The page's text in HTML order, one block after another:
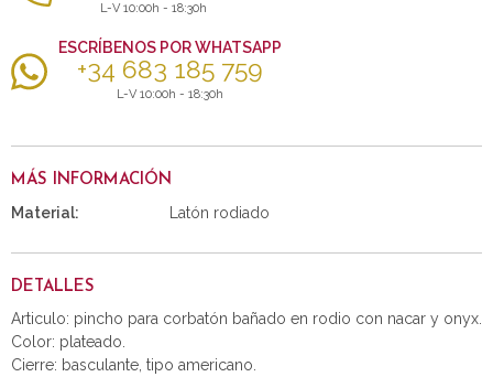
L-V 10:00h - 18:30h
ESCRÍBENOS POR WHATSAPP
+34 683 185 759
L-V 10:00h - 18:30h
MÁS INFORMACIÓN
Material: Latón rodiado
DETALLES
Articulo: pincho para corbatón bañado en rodio con nacar y onyx.
Color: plateado.
Cierre: basculante, tipo americano.